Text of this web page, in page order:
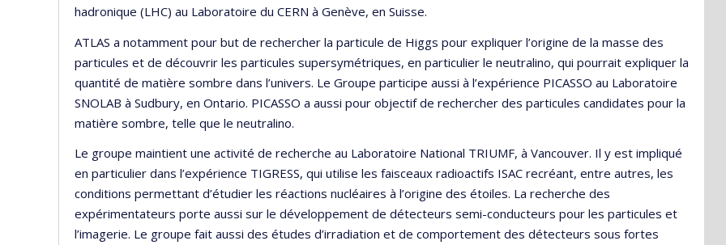
hadronique (LHC) au Laboratoire du CERN à Genève, en Suisse.
ATLAS a notamment pour but de rechercher la particule de Higgs pour expliquer l’origine de la masse des
particules et de découvrir les particules supersymétriques, en particulier le neutralino, qui pourrait expliquer la
quantité de matière sombre dans l’univers. Le Groupe participe aussi à l’expérience PICASSO au Laboratoire
SNOLAB à Sudbury, en Ontario. PICASSO a aussi pour objectif de rechercher des particules candidates pour la
matière sombre, telle que le neutralino.
Le groupe maintient une activité de recherche au Laboratoire National TRIUMF, à Vancouver. Il y est impliqué
en particulier dans l’expérience TIGRESS, qui utilise les faisceaux radioactifs ISAC recréant, entre autres, les
conditions permettant d’étudier les réactions nucléaires à l’origine des étoiles. La recherche des
expérimentateurs porte aussi sur le développement de détecteurs semi-conducteurs pour les particules et
l’imagerie. Le groupe fait aussi des études d’irradiation et de comportement des détecteurs sous fortes